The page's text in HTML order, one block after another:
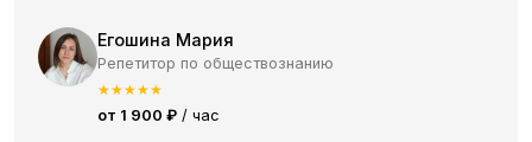
Егошина Мария
Репетитор по обществознанию
★★★★★
от 1 900 ₽ / час